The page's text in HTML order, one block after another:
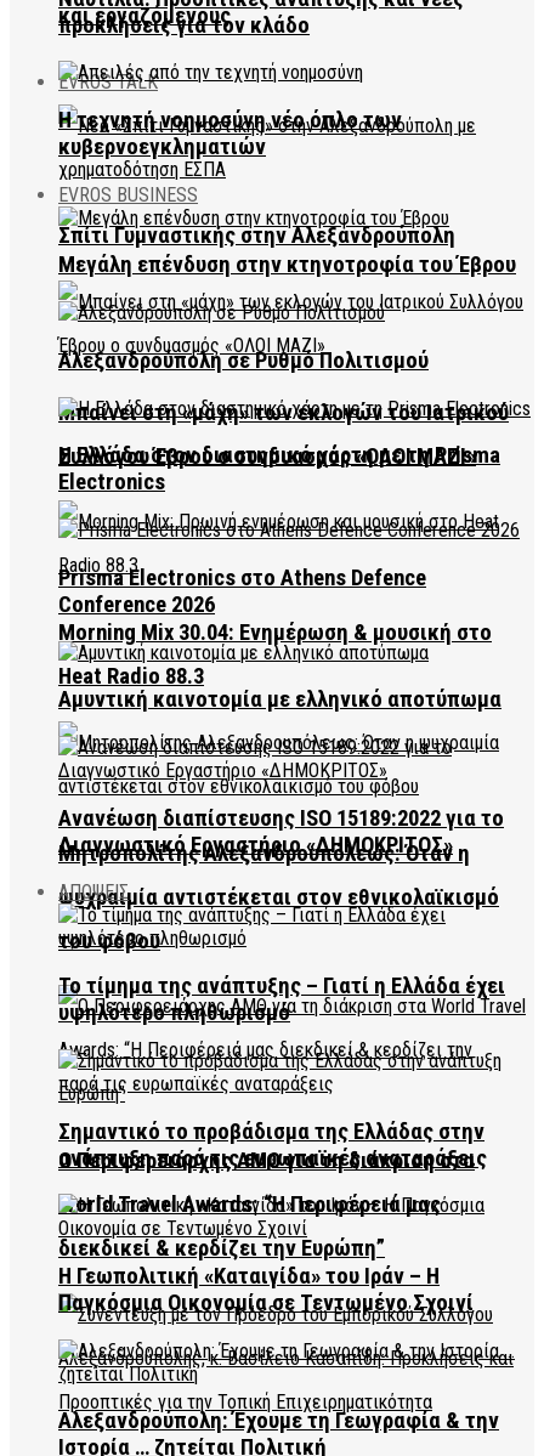
και εργαζόμενους
EVROS TALK
Σπίτι Γυμναστικής στην Αλεξανδρούπολη
Μπαίνει στη «μάχη» των εκλογών του Ιατρικού
Συλλόγου Έβρου ο συνδυασμός «ΟΛΟΙ ΜΑΖΙ»
Morning Mix 30.04: Ενημέρωση & μουσική στο
Heat Radio 88.3
Μητροπολίτης Αλεξανδρουπόλεως: Όταν η
ψυχραιμία αντιστέκεται στον εθνικολαϊκισμό
του φόβου
Ο Περιφερειάρχης ΑΜΘ για τη διάκριση στα
World Travel Awards: “Η Περιφέρειά μας
διεκδικεί & κερδίζει την Ευρώπη”
προκλήσεις για τον κλάδο
Η τεχνητή νοημοσύνη νέο όπλο των
κυβερνοεγκληματιών
EVROS BUSINESS
Μεγάλη επένδυση στην κτηνοτροφία του Έβρου
Αλεξανδρούπολη σε Ρυθμό Πολιτισμού
Η Ελλάδα στον διαστημικό χάρτη με τη Prisma
Electronics
Prisma Electronics στο Athens Defence
Conference 2026
Αμυντική καινοτομία με ελληνικό αποτύπωμα
Ανανέωση διαπίστευσης ISO 15189:2022 για το
Διαγνωστικό Εργαστήριο «ΔΗΜΟΚΡΙΤΟΣ»
ΑΠΟΨΕΙΣ
Το τίμημα της ανάπτυξης – Γιατί η Ελλάδα έχει
υψηλότερο πληθωρισμό
Σημαντικό το προβάδισμα της Ελλάδας στην
ανάπτυξη παρά τις ευρωπαϊκές αναταράξεις
Η Γεωπολιτική «Καταιγίδα» του Ιράν – Η
Παγκόσμια Οικονομία σε Τεντωμένο Σχοινί
Αλεξανδρούπολη: Έχουμε τη Γεωγραφία & την
Ιστορία … ζητείται Πολιτική